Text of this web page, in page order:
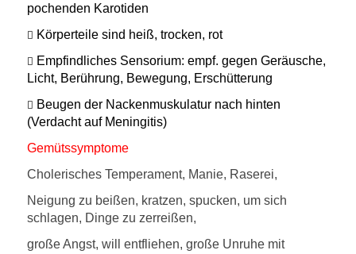
pochenden Karotiden
 Körperteile sind heiß, trocken, rot
 Empfindliches Sensorium: empf. gegen Geräusche,
Licht, Berührung, Bewegung, Erschütterung
 Beugen der Nackenmuskulatur nach hinten
(Verdacht auf Meningitis)
Gemütssymptome
Cholerisches Temperament, Manie, Raserei,
Neigung zu beißen, kratzen, spucken, um sich
schlagen, Dinge zu zerreißen,
große Angst, will entfliehen, große Unruhe mit